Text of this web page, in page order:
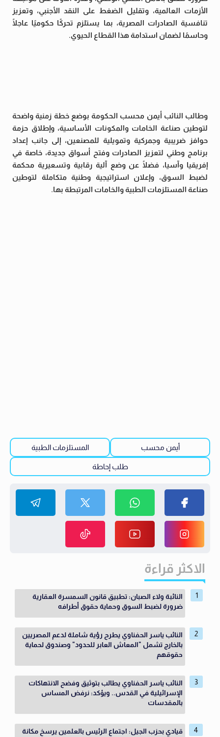
الأزمات العالمية، وتقليل الضغط على النقد الأجنبي، وتعزيز
تنافسية الصادرات المصرية، بما يستلزم تحركًا حكوميًا عاجلًا
وحاسمًا لضمان استدامة هذا القطاع الحيوي.
وطالب النائب أيمن محسب الحكومة بوضع خطة زمنية واضحة
لتوطين صناعة الخامات والمكونات الأساسية، وإطلاق حزمة
حوافز ضريبية وجمركية وتمويلية للمصنعين، إلى جانب إعداد
برنامج وطني لتعزيز الصادرات وفتح أسواق جديدة، خاصة في
إفريقيا وآسيا، فضلًا عن وضع آلية رقابية وتسعيرية محكمة
لضبط السوق، وإعلان استراتيجية وطنية متكاملة لتوطين
صناعة المستلزمات الطبية والخامات المرتبطة بها.
أيمن محسب المستلزمات الطبية
طلب إحاطة
الاكثر قراءة
النائبة ولاء الصبان: تطبيق قانون السمسرة العقارية
ضرورة لضبط السوق وحماية حقوق أطرافه
النائب ياسر الحفناوي يطرح رؤية شاملة لدعم المصريين
بالخارج تشمل "المعاش العابر للحدود" وصندوق لحماية
حقوقهم
النائب ياسر الحفناوي يطالب بتوثيق وفضح الانتهاكات
الإسرائيلية في القدس.. ويؤكد: نرفض المساس
بالمقدسات
قيادي بحزب الجيل: اجتماع الرئيس بالعلمين يرسخ مكانة